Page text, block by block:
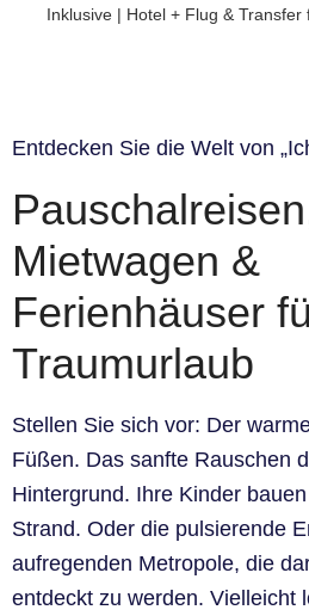
Inklusive | Hotel + Flug &
Entdecken Sie die Welt von
Mietwagen &
Ferienhäuser
Traumurlaub
Stellen Sie sich vor: Der
Füßen. Das sanfte Rauschen
Hintergrund. Ihre Kinder
Strand. Oder die pulsierende
aufregenden Metropole, die
entdeckt zu werden. Vielleicht